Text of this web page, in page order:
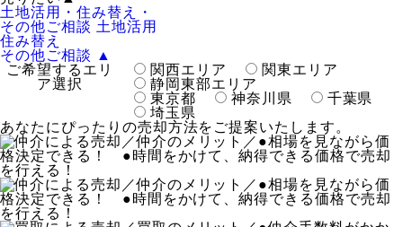
土地活用・住み替え・
その他ご相談 土地活用
住み替え
その他ご相談
▲
ご希望するエリ
ア選択
関西エリア
関東エリア
静岡東部エリア
東京都
神奈川県
千葉県
埼玉県
あなたにぴったりの売却方法をご提案いたします。